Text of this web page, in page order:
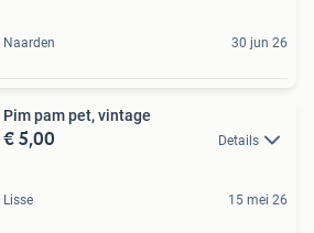
Naarden 30 jun 26
Pim pam pet, vintage
€ 5,00 Details
Lisse 15 mei 26